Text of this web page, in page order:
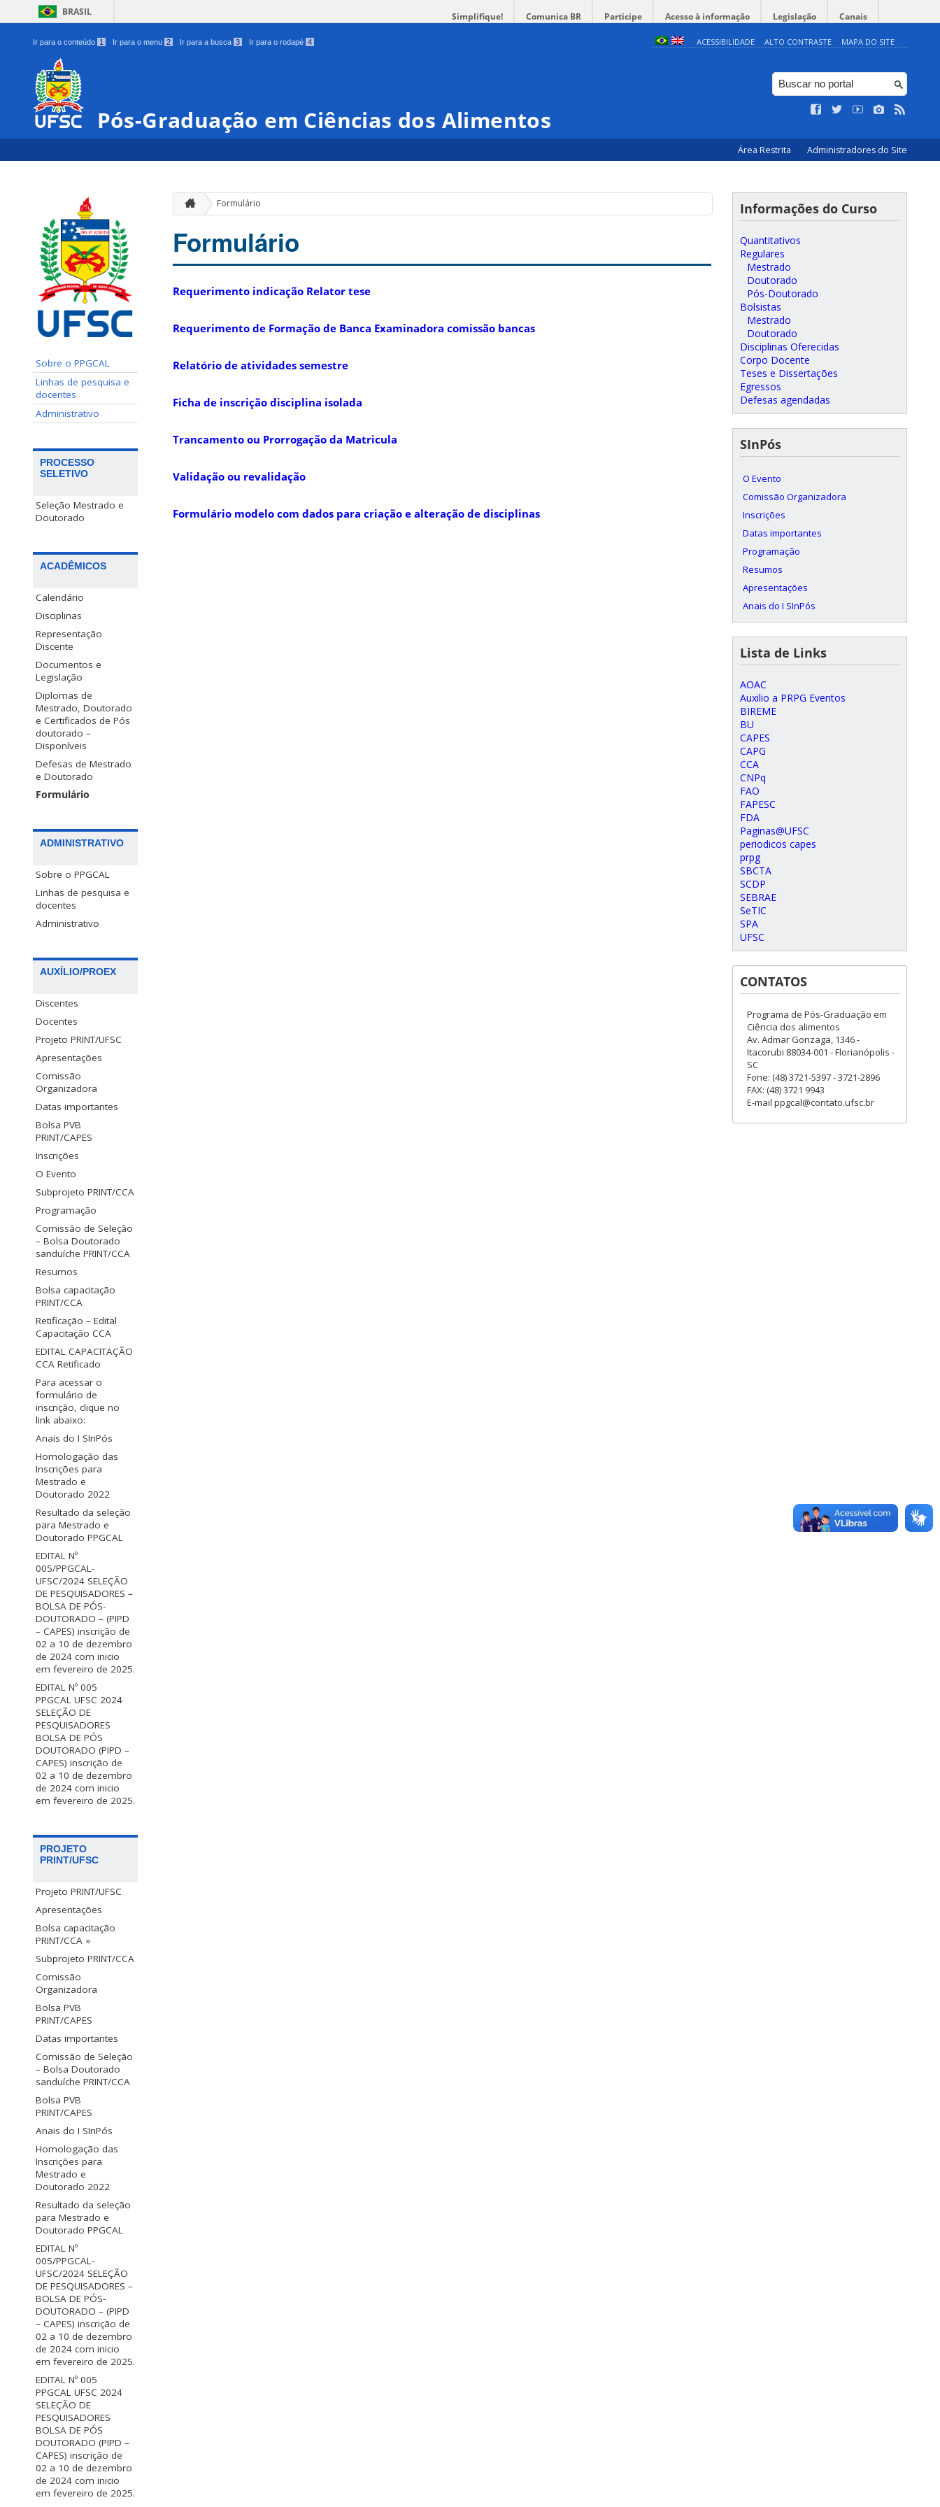
BRASIL Simplifique! Comunica BR Participe Acesso à informação Legislação Canais
Ir para o conteúdo 1 Ir para o menu 2 Ir para a busca 3 Ir para o rodapé 4 ACESSIBILIDADE ALTO CONTRASTE MAPA DO SITE
Pós-Graduação em Ciências dos Alimentos
Área Restrita Administradores do Site
Sobre o PPGCAL
Linhas de pesquisa e
docentes
Administrativo
PROCESSO
SELETIVO
Seleção Mestrado e
Doutorado
ACADÊMICOS
Calendário
Disciplinas
Representação
Discente
Documentos e
Legislação
Diplomas de
Mestrado, Doutorado
e Certificados de Pós
doutorado –
Disponíveis
Defesas de Mestrado
e Doutorado
Formulário
ADMINISTRATIVO
Sobre o PPGCAL
Linhas de pesquisa e
docentes
Administrativo
AUXÍLIO/PROEX
Discentes
Docentes
Projeto PRINT/UFSC
Apresentações
Comissão
Organizadora
Datas importantes
Bolsa PVB
PRINT/CAPES
Inscrições
O Evento
Subprojeto PRINT/CCA
Programação
Comissão de Seleção
– Bolsa Doutorado
sanduíche PRINT/CCA
Resumos
Bolsa capacitação
PRINT/CCA
Retificação – Edital
Capacitação CCA
EDITAL CAPACITAÇÃO
CCA Retificado
Para acessar o
formulário de
inscrição, clique no
link abaixo:
Anais do I SInPós
Homologação das
Inscrições para
Mestrado e
Doutorado 2022
Resultado da seleção
para Mestrado e
Doutorado PPGCAL
EDITAL Nº
005/PPGCAL-
UFSC/2024 SELEÇÃO
DE PESQUISADORES –
BOLSA DE PÓS-
DOUTORADO – (PIPD
– CAPES) inscrição de
02 a 10 de dezembro
de 2024 com inicio
em fevereiro de 2025.
EDITAL Nº 005
PPGCAL UFSC 2024
SELEÇÃO DE
PESQUISADORES
BOLSA DE PÓS
DOUTORADO (PIPD –
CAPES) inscrição de
02 a 10 de dezembro
de 2024 com inicio
em fevereiro de 2025.
PROJETO
PRINT/UFSC
Projeto PRINT/UFSC
Apresentações
Bolsa capacitação
PRINT/CCA »
Subprojeto PRINT/CCA
Comissão
Organizadora
Bolsa PVB
PRINT/CAPES
Datas importantes
Comissão de Seleção
– Bolsa Doutorado
sanduíche PRINT/CCA
Bolsa PVB
PRINT/CAPES
Anais do I SInPós
Homologação das
Inscrições para
Mestrado e
Doutorado 2022
Resultado da seleção
para Mestrado e
Doutorado PPGCAL
EDITAL Nº
005/PPGCAL-
UFSC/2024 SELEÇÃO
DE PESQUISADORES –
BOLSA DE PÓS-
DOUTORADO – (PIPD
– CAPES) inscrição de
02 a 10 de dezembro
de 2024 com inicio
em fevereiro de 2025.
EDITAL Nº 005
PPGCAL UFSC 2024
SELEÇÃO DE
PESQUISADORES
BOLSA DE PÓS
DOUTORADO (PIPD –
CAPES) inscrição de
02 a 10 de dezembro
de 2024 com inicio
em fevereiro de 2025.
Formulário
Formulário
Requerimento indicação Relator tese
Requerimento de Formação de Banca Examinadora comissão bancas
Relatório de atividades semestre
Ficha de inscrição disciplina isolada
Trancamento ou Prorrogação da Matricula
Validação ou revalidação
Formulário modelo com dados para criação e alteração de disciplinas
Informações do Curso
Quantitativos
Regulares
Mestrado
Doutorado
Pós-Doutorado
Bolsistas
Mestrado
Doutorado
Disciplinas Oferecidas
Corpo Docente
Teses e Dissertações
Egressos
Defesas agendadas
SInPós
O Evento
Comissão Organizadora
Inscrições
Datas importantes
Programação
Resumos
Apresentações
Anais do I SInPós
Lista de Links
AOAC
Auxilio a PRPG Eventos
BIREME
BU
CAPES
CAPG
CCA
CNPq
FAO
FAPESC
FDA
Paginas@UFSC
periodicos capes
prpg
SBCTA
SCDP
SEBRAE
SeTIC
SPA
UFSC
CONTATOS
Programa de Pós-Graduação em
Ciência dos alimentos
Av. Admar Gonzaga, 1346 -
Itacorubi 88034-001 - Florianópolis -
SC
Fone: (48) 3721-5397 - 3721-2896
FAX: (48) 3721 9943
E-mail ppgcal@contato.ufsc.br